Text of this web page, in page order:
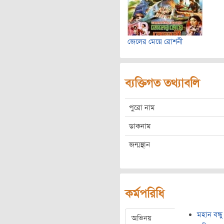
জেলের মেয়ে রোশনী
ব্যক্তিগত তথ্যাবলি
পুরো নাম
ডাকনাম
জন্মস্থান
কর্মপরিধি
অভিনয় মহান বন্ধু